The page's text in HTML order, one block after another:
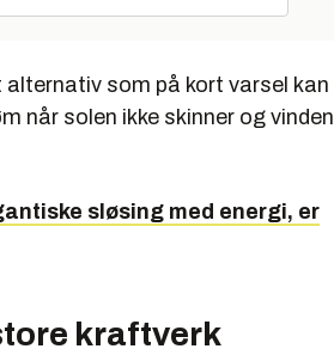
som på kort varsel kan
når solen ikke skinner og vinden
sløsing med energi, er
kraftverk